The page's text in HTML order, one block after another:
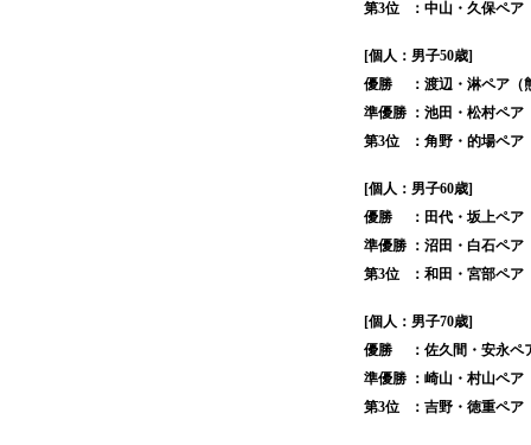
第3位
：中山・久保ペ
[個人：男子50歳]
優勝
：渡辺・淋ペア（
準優勝 ：池田・松村ペア
第3位
：角野・的場ペ
[個人：男子60歳]
優勝
：田代・坂上ペア
準優勝 ：沼田・白石ペア
第3位
：和田・宮部ペ
[個人：男子70歳]
優勝
：佐久間・安永ペ
準優勝 ：崎山・村山ペア
第3位
：吉野・徳重ペ